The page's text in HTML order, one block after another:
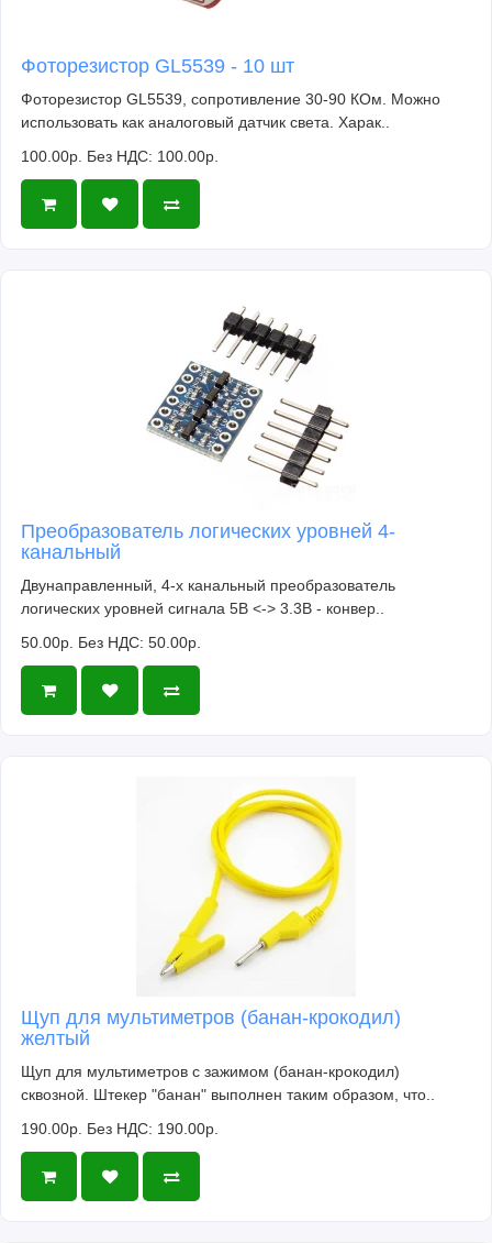
Фоторезистор GL5539 - 10 шт
Фоторезистор GL5539, сопротивление 30-90 КОм. Можно
использовать как аналоговый датчик света. Харак..
100.00р. Без НДС: 100.00р.
Преобразователь логических уровней 4-
канальный
Двунаправленный, 4-х канальный преобразователь
логических уровней сигнала 5В <-> 3.3В - конвер..
50.00р. Без НДС: 50.00р.
Щуп для мультиметров (банан-крокодил)
желтый
Щуп для мультиметров с зажимом (банан-крокодил)
сквозной. Штекер "банан" выполнен таким образом, что..
190.00р. Без НДС: 190.00р.